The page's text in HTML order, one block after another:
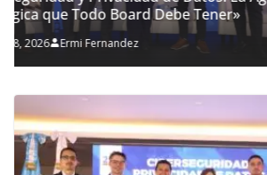
país
agosto 8, 2026 Ermi Fernandez